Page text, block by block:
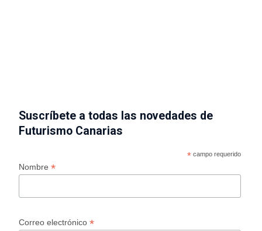
Suscríbete a todas las novedades de
Futurismo Canarias
* campo requerido
Nombre*
Correo electrónico*